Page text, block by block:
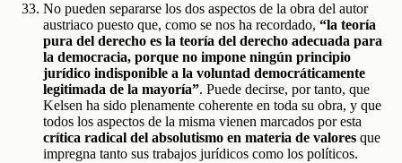
No pueden separarse los dos aspectos de la obra del autor
austriaco puesto que, como se nos ha recordado, “la teoría
pura del derecho es la teoría del derecho adecuada para
la democracia, porque no impone ningún principio
jurídico indisponible a la voluntad democráticamente
legitimada de la mayoría”. Puede decirse, por tanto, que
Kelsen ha sido plenamente coherente en toda su obra, y que
todos los aspectos de la misma vienen marcados por esta
crítica radical del absolutismo en materia de valores que
impregna tanto sus trabajos jurídicos como los políticos.